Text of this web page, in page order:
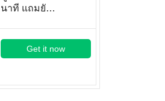
นาที แถมยั…
Get it now